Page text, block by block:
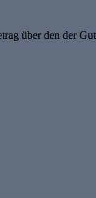
über den der